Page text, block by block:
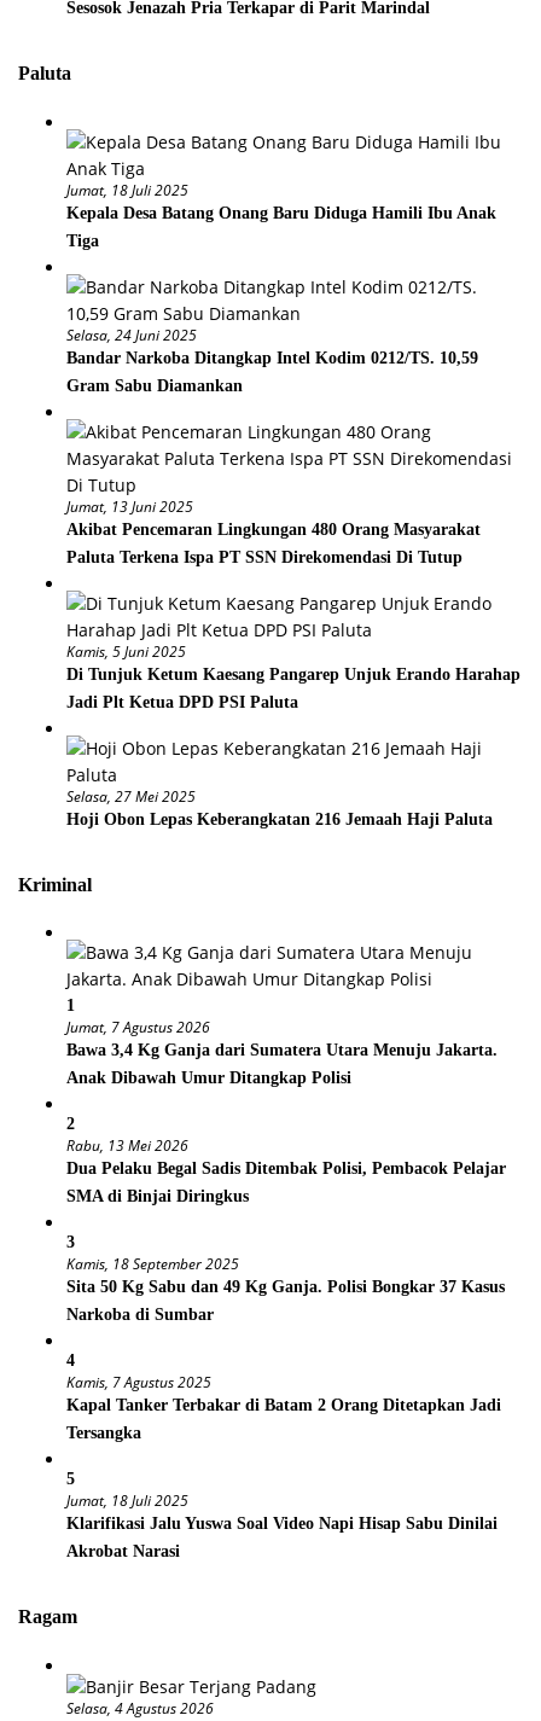
Sesosok Jenazah Pria Terkapar di Parit Marindal
Paluta
Jumat, 18 Juli 2025
Kepala Desa Batang Onang Baru Diduga Hamili Ibu Anak
Tiga
Selasa, 24 Juni 2025
Bandar Narkoba Ditangkap Intel Kodim 0212/TS. 10,59
Gram Sabu Diamankan
Jumat, 13 Juni 2025
Akibat Pencemaran Lingkungan 480 Orang Masyarakat
Paluta Terkena Ispa PT SSN Direkomendasi Di Tutup
Kamis, 5 Juni 2025
Di Tunjuk Ketum Kaesang Pangarep Unjuk Erando Harahap
Jadi Plt Ketua DPD PSI Paluta
Selasa, 27 Mei 2025
Hoji Obon Lepas Keberangkatan 216 Jemaah Haji Paluta
Kriminal
1
Jumat, 7 Agustus 2026
Bawa 3,4 Kg Ganja dari Sumatera Utara Menuju Jakarta.
Anak Dibawah Umur Ditangkap Polisi
2
Rabu, 13 Mei 2026
Dua Pelaku Begal Sadis Ditembak Polisi, Pembacok Pelajar
SMA di Binjai Diringkus
3
Kamis, 18 September 2025
Sita 50 Kg Sabu dan 49 Kg Ganja. Polisi Bongkar 37 Kasus
Narkoba di Sumbar
4
Kamis, 7 Agustus 2025
Kapal Tanker Terbakar di Batam 2 Orang Ditetapkan Jadi
Tersangka
5
Jumat, 18 Juli 2025
Klarifikasi Jalu Yuswa Soal Video Napi Hisap Sabu Dinilai
Akrobat Narasi
Ragam
Selasa, 4 Agustus 2026